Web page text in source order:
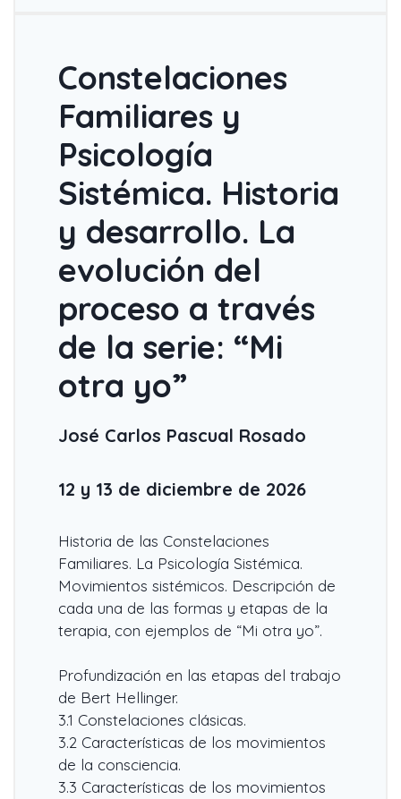
Constelaciones
Familiares y
Psicología
Sistémica. Historia
y desarrollo. La
evolución del
proceso a través
de la serie: “Mi
otra yo”
José Carlos Pascual Rosado
12 y 13 de diciembre de 2026
Historia de las Constelaciones
Familiares. La Psicología Sistémica.
Movimientos sistémicos. Descripción de
cada una de las formas y etapas de la
terapia, con ejemplos de “Mi otra yo”.
Profundización en las etapas del trabajo
de Bert Hellinger.
3.1 Constelaciones clásicas.
3.2 Características de los movimientos
de la consciencia.
3.3 Características de los movimientos